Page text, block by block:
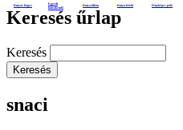
Kutyás bögre
Egyedi
kutyakendő
Kutya biléta Kutya frizbi Fényképes póló
Keresés űrlap
Keresés
snaci